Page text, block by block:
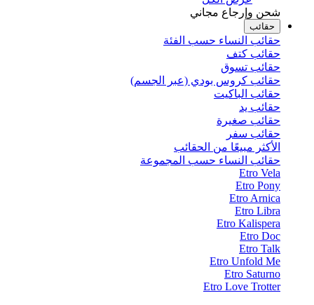
شحن وإرجاع مجاني
حقائب
حقائب النساء حسب الفئة
حقائب كتف
حقائب تسوق
حقائب كروس بودي (عبر الجسم)
حقائب الباكيت
حقائب يد
حقائب صغيرة
حقائب سفر
الأكثر مبيعًا من الحقائب
حقائب النساء حسب المجموعة
Etro Vela
Etro Pony
Etro Arnica
Etro Libra
Etro Kalispera
Etro Doc
Etro Talk
Etro Unfold Me
Etro Saturno
Etro Love Trotter